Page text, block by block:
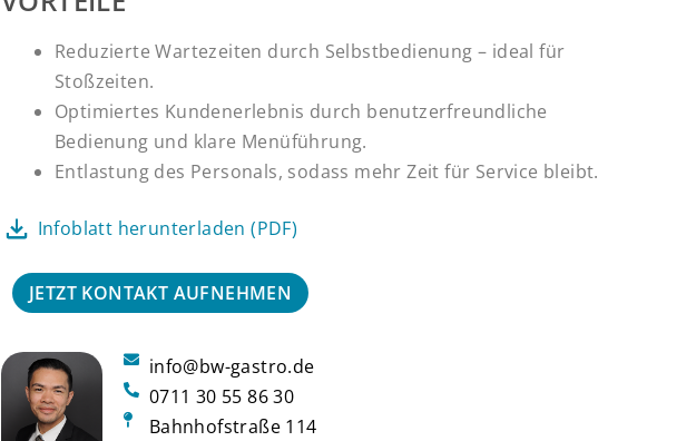
Reduzierte Wartezeiten durch Selbstbedienung – ideal für
Stoßzeiten.
Optimiertes Kundenerlebnis durch benutzerfreundliche
Bedienung und klare Menüführung.
Entlastung des Personals, sodass mehr Zeit für Service bleibt.
Infoblatt herunterladen (PDF)
JETZT KONTAKT AUFNEHMEN
info@bw-gastro.de
0711 30 55 86 30
Bahnhofstraße 114